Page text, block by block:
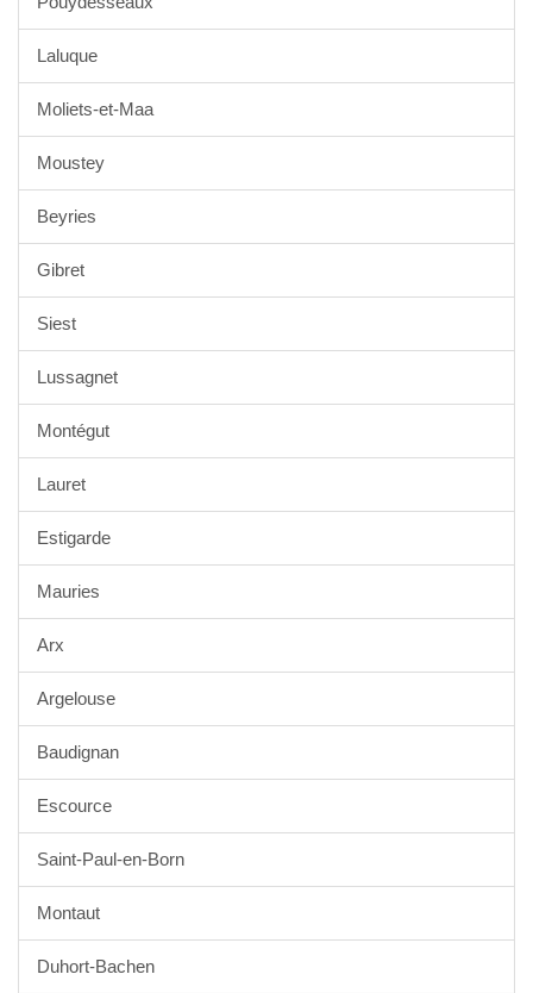
Laluque
Moliets-et-Maa
Moustey
Beyries
Gibret
Siest
Lussagnet
Montégut
Lauret
Estigarde
Mauries
Arx
Argelouse
Baudignan
Escource
Saint-Paul-en-Born
Montaut
Duhort-Bachen